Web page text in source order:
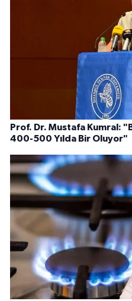
Prof. Dr. Mustafa Kumral:
400-500 Yılda Bir Oluyor"